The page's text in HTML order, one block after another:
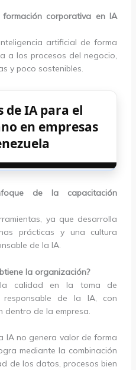
corporativa en IA
artificial de forma
a los procesos del negocio,
y poco sostenibles.
de IA para el
en empresas
de la capacitación
ya que desarrolla
prácticas y una cultura
de la IA.
la organización?
la calidad en la toma de
de la IA, con
dentro de la empresa.
IA no genera valor de forma
mediante la combinación
de los datos, procesos bien